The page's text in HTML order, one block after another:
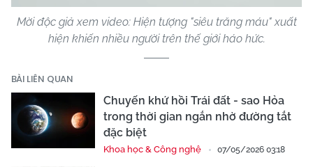
Mời độc giả xem video: Hiện tượng "siêu trăng máu" xuất
hiện khiến nhiều người trên thế giới háo hức.
BÀI LIÊN QUAN
Chuyến khứ hồi Trái đất - sao Hỏa
trong thời gian ngắn nhờ đường tắt
đặc biệt
Khoa học & Công nghệ 07/05/2026 03:18